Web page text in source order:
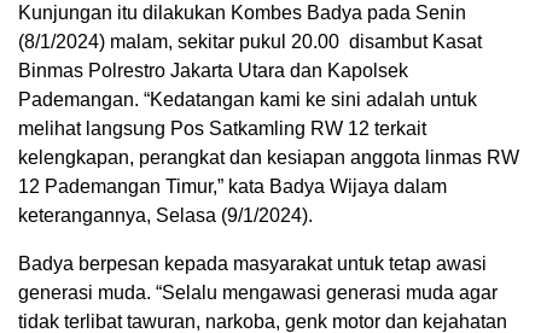
Kunjungan itu dilakukan Kombes Badya pada Senin
(8/1/2024) malam, sekitar pukul 20.00 disambut Kasat
Binmas Polrestro Jakarta Utara dan Kapolsek
Pademangan. “Kedatangan kami ke sini adalah untuk
melihat langsung Pos Satkamling RW 12 terkait
kelengkapan, perangkat dan kesiapan anggota linmas RW
12 Pademangan Timur,” kata Badya Wijaya dalam
keterangannya, Selasa (9/1/2024).
Badya berpesan kepada masyarakat untuk tetap awasi
generasi muda. “Selalu mengawasi generasi muda agar
tidak terlibat tawuran, narkoba, genk motor dan kejahatan